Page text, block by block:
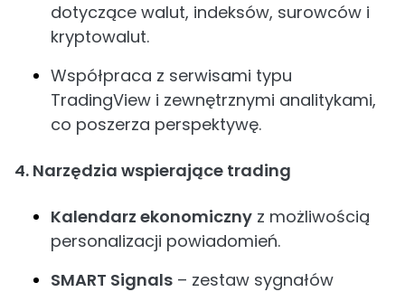
dotyczące walut, indeksów, surowców i
kryptowalut.
Współpraca z serwisami typu
TradingView i zewnętrznymi analitykami,
co poszerza perspektywę.
4. Narzędzia wspierające trading
Kalendarz ekonomiczny z możliwością
personalizacji powiadomień.
SMART Signals – zestaw sygnałów